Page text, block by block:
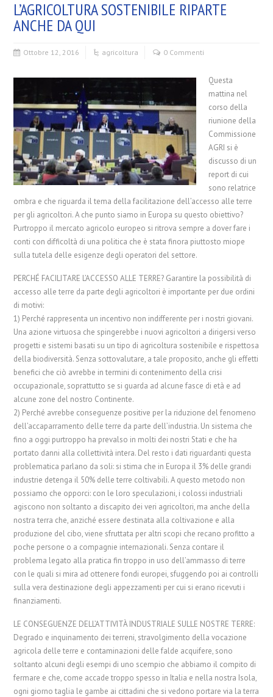
L’AGRICOLTURA SOSTENIBILE RIPARTE
ANCHE DA QUI
Ottobre 12, 2016 agricoltura 0 Commenti
Questa
mattina nel
corso della
riunione della
Commissione
AGRI si è
discusso di un
report di cui
sono relatrice
ombra e che riguarda il tema della facilitazione dell’accesso alle terre
per gli agricoltori. A che punto siamo in Europa su questo obiettivo?
Purtroppo il mercato agricolo europeo si ritrova sempre a dover fare i
conti con difficoltà di una politica che è stata finora piuttosto miope
sulla tutela delle esigenze degli operatori del settore.
PERCHÉ FACILITARE L’ACCESSO ALLE TERRE? Garantire la possibilità di
accesso alle terre da parte degli agricoltori è importante per due ordini
di motivi:
1) Perché rappresenta un incentivo non indifferente per i nostri giovani.
Una azione virtuosa che spingerebbe i nuovi agricoltori a dirigersi verso
progetti e sistemi basati su un tipo di agricoltura sostenibile e rispettosa
della biodiversità. Senza sottovalutare, a tale proposito, anche gli effetti
benefici che ciò avrebbe in termini di contenimento della crisi
occupazionale, soprattutto se si guarda ad alcune fasce di età e ad
alcune zone del nostro Continente.
2) Perché avrebbe conseguenze positive per la riduzione del fenomeno
dell’accaparramento delle terre da parte dell’industria. Un sistema che
fino a oggi purtroppo ha prevalso in molti dei nostri Stati e che ha
portato danni alla collettività intera. Del resto i dati riguardanti questa
problematica parlano da soli: si stima che in Europa il 3% delle grandi
industrie detenga il 50% delle terre coltivabili. A questo metodo non
possiamo che opporci: con le loro speculazioni, i colossi industriali
agiscono non soltanto a discapito dei veri agricoltori, ma anche della
nostra terra che, anziché essere destinata alla coltivazione e alla
produzione del cibo, viene sfruttata per altri scopi che recano profitto a
poche persone o a compagnie internazionali. Senza contare il
problema legato alla pratica fin troppo in uso dell’ammasso di terre
con le quali si mira ad ottenere fondi europei, sfuggendo poi ai controlli
sulla vera destinazione degli appezzamenti per cui si erano ricevuti i
finanziamenti.
LE CONSEGUENZE DELL’ATTIVITÀ INDUSTRIALE SULLE NOSTRE TERRE:
Degrado e inquinamento dei terreni, stravolgimento della vocazione
agricola delle terre e contaminazioni delle falde acquifere, sono
soltanto alcuni degli esempi di uno scempio che abbiamo il compito di
fermare e che, come accade troppo spesso in Italia e nella nostra Isola,
ogni giorno taglia le gambe ai cittadini che si vedono portare via la terra